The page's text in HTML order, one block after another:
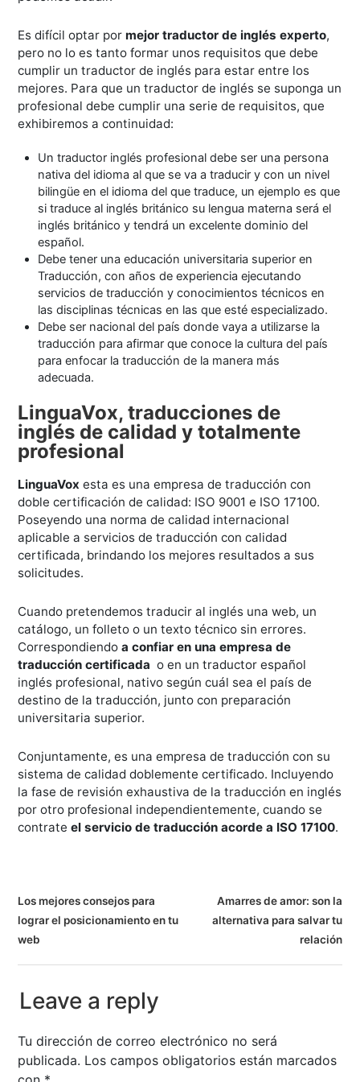
Es difícil optar por mejor traductor de inglés experto,
pero no lo es tanto formar unos requisitos que debe
cumplir un traductor de inglés para estar entre los
mejores. Para que un traductor de inglés se suponga un
profesional debe cumplir una serie de requisitos, que
exhibiremos a continuidad:
Un traductor inglés profesional debe ser una persona
nativa del idioma al que se va a traducir y con un nivel
bilingüe en el idioma del que traduce, un ejemplo es que
si traduce al inglés británico su lengua materna será el
inglés británico y tendrá un excelente dominio del
español.
Debe tener una educación universitaria superior en
Traducción, con años de experiencia ejecutando
servicios de traducción y conocimientos técnicos en
las disciplinas técnicas en las que esté especializado.
Debe ser nacional del país donde vaya a utilizarse la
traducción para afirmar que conoce la cultura del país
para enfocar la traducción de la manera más
adecuada.
LinguaVox, traducciones de
inglés de calidad y totalmente
profesional
LinguaVox esta es una empresa de traducción con
doble certificación de calidad: ISO 9001 e ISO 17100.
Poseyendo una norma de calidad internacional
aplicable a servicios de traducción con calidad
certificada, brindando los mejores resultados a sus
solicitudes.
Cuando pretendemos traducir al inglés una web, un
catálogo, un folleto o un texto técnico sin errores.
Correspondiendoa confiar en una empresa de
traducción certificada o en un traductor español
inglés profesional, nativo según cuál sea el país de
destino de la traducción, junto con preparación
universitaria superior.
Conjuntamente, es una empresa de traducción con su
sistema de calidad doblemente certificado. Incluyendo
la fase de revisión exhaustiva de la traducción en inglés
por otro profesional independientemente, cuando se
contrateel servicio de traducción acorde a ISO 17100.
N
a
v
e
a
Los mejores consejos para
lograr el posicionamiento en tu
web
Amarres de amor: son la
alternativa para salvar tu
relación
Leave a reply
Tu dirección de correo electrónico no será
publicada. Los campos obligatorios están marcados